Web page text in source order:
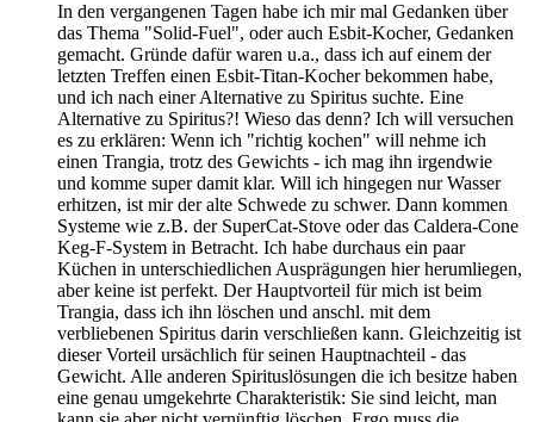
In den vergangenen Tagen habe ich mir mal Gedanken über
das Thema "Solid-Fuel", oder auch Esbit-Kocher, Gedanken
gemacht. Gründe dafür waren u.a., dass ich auf einem der
letzten Treffen einen Esbit-Titan-Kocher bekommen habe,
und ich nach einer Alternative zu Spiritus suchte. Eine
Alternative zu Spiritus?! Wieso das denn? Ich will versuchen
es zu erklären: Wenn ich "richtig kochen" will nehme ich
einen Trangia, trotz des Gewichts - ich mag ihn irgendwie
und komme super damit klar. Will ich hingegen nur Wasser
erhitzen, ist mir der alte Schwede zu schwer. Dann kommen
Systeme wie z.B. der SuperCat-Stove oder das Caldera-Cone
Keg-F-System in Betracht. Ich habe durchaus ein paar
Küchen in unterschiedlichen Ausprägungen hier herumliegen,
aber keine ist perfekt. Der Hauptvorteil für mich ist beim
Trangia, dass ich ihn löschen und anschl. mit dem
verbliebenen Spiritus darin verschließen kann. Gleichzeitig ist
dieser Vorteil ursächlich für seinen Hauptnachteil - das
Gewicht. Alle anderen Spirituslösungen die ich besitze haben
eine genau umgekehrte Charakteristik: Sie sind leicht, man